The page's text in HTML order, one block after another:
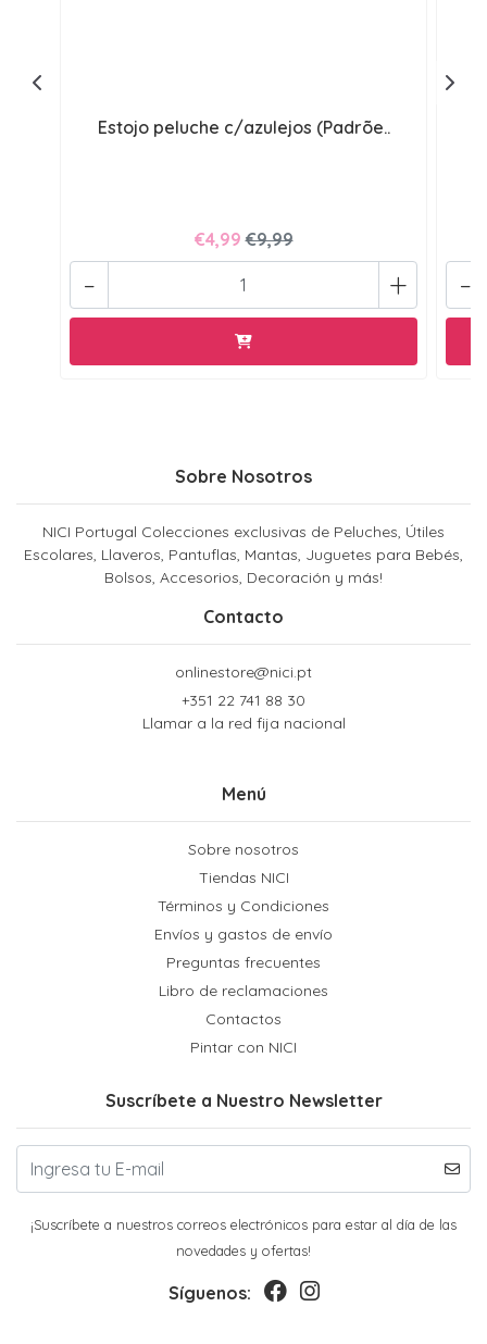
Estojo peluche c/azulejos (Padrõe..
€4,99 €9,99
+
- -
Sobre Nosotros
NICI Portugal Colecciones exclusivas de Peluches, Útiles
Escolares, Llaveros, Pantuflas, Mantas, Juguetes para Bebés,
Bolsos, Accesorios, Decoración y más!
Contacto
onlinestore@nici.pt
+351 22 741 88 30
Llamar a la red fija nacional
Menú
Sobre nosotros
Tiendas NICI
Términos y Condiciones
Envíos y gastos de envío
Preguntas frecuentes
Libro de reclamaciones
Contactos
Pintar con NICI
Suscríbete a Nuestro Newsletter
¡Suscríbete a nuestros correos electrónicos para estar al día de las
novedades y ofertas!
Síguenos: